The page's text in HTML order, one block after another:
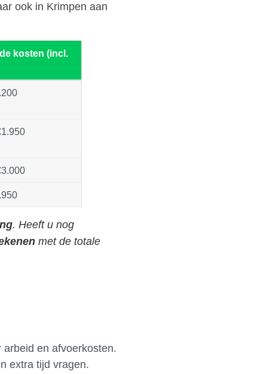
ook in Krimpen aan
kosten (incl.
. Heeft u nog
met de totale
en afvoerkosten.
extra tijd vragen.